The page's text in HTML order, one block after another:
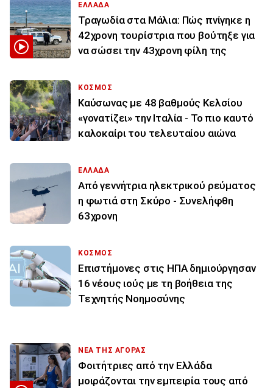
ΕΛΛΑΔΑ
Τραγωδία στα Μάλια: Πώς πνίγηκε η
42χρονη τουρίστρια που βούτηξε για
να σώσει την 43χρονη φίλη της
ΚΟΣΜΟΣ
Καύσωνας με 48 βαθμούς Κελσίου
«γονατίζει» την Ιταλία - Το πιο καυτό
καλοκαίρι του τελευταίου αιώνα
ΕΛΛΑΔΑ
Από γεννήτρια ηλεκτρικού ρεύματος
η φωτιά στη Σκύρο - Συνελήφθη
63χρονη
ΚΟΣΜΟΣ
Επιστήμονες στις ΗΠΑ δημιούργησαν
16 νέους ιούς με τη βοήθεια της
Τεχνητής Νοημοσύνης
ΝΕΑ ΤΗΣ ΑΓΟΡΑΣ
Φοιτήτριες από την Ελλάδα
μοιράζονται την εμπειρία τους από